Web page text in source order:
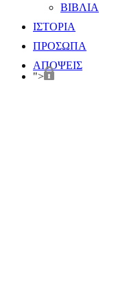
ΒΙΒΛΙΑ
ΙΣΤΟΡΙΑ
ΠΡΟΣΩΠΑ
ΑΠΟΨΕΙΣ
">